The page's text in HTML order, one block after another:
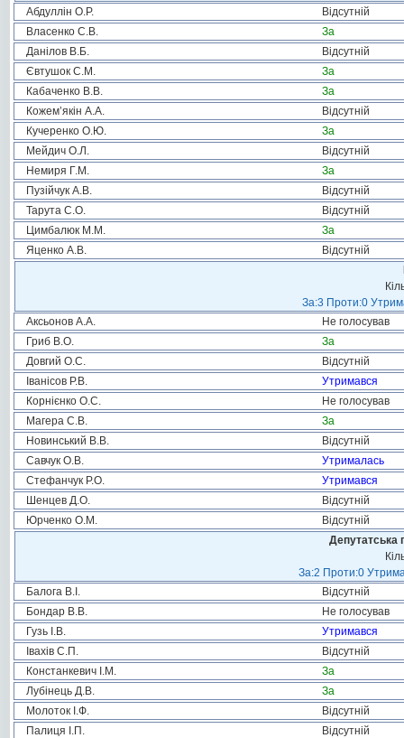
Абдуллін О.Р.
Відсутній
Власенко С.В.
За
Данілов В.Б.
Відсутній
Євтушок С.М.
За
Кабаченко В.В.
За
Кожем’якін А.А.
Відсутній
Кучеренко О.Ю.
За
Мейдич О.Л.
Відсутній
Немиря Г.М.
За
Пузійчук А.В.
Відсутній
Тарута С.О.
Відсутній
Цимбалюк М.М.
За
Яценко А.В.
Відсутній
За:3 Проти:0
Аксьонов А.А.
Не голосував
Гриб В.О.
За
Довгий О.С.
Відсутній
Іванісов Р.В.
Утримався
Корнієнко О.С.
Не голосував
Магера С.В.
За
Новинський В.В.
Відсутній
Савчук О.В.
Утрималась
Стефанчук Р.О.
Утримався
Шенцев Д.О.
Відсутній
Юрченко О.М.
Відсутній
Депутатська
За:2 Проти:0
Балога В.І.
Відсутній
Бондар В.В.
Не голосував
Гузь І.В.
Утримався
Івахів С.П.
Відсутній
Констанкевич І.М.
За
Лубінець Д.В.
За
Молоток І.Ф.
Відсутній
Палиця І.П.
Відсутній